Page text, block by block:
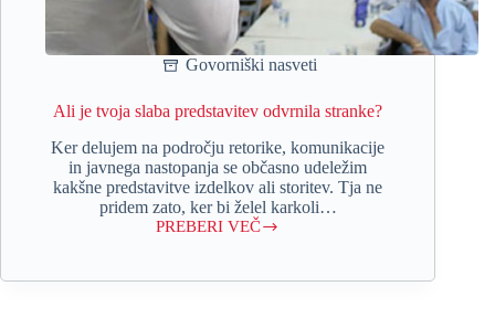
Govorniški nasveti
Ali je tvoja slaba predstavitev odvrnila stranke?
Ker delujem na področju retorike, komunikacije
in javnega nastopanja se občasno udeležim
kakšne predstavitve izdelkov ali storitev. Tja ne
pridem zato, ker bi želel karkoli…
PREBERI VEČ
Ali